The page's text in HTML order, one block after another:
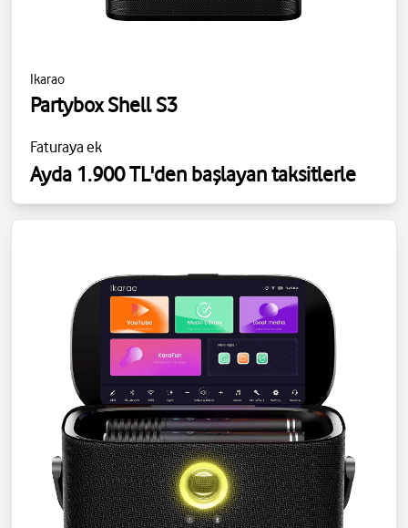
Ikarao
Partybox Shell S3
Faturaya ek
Ayda 1.900 TL'den başlayan taksitlerle